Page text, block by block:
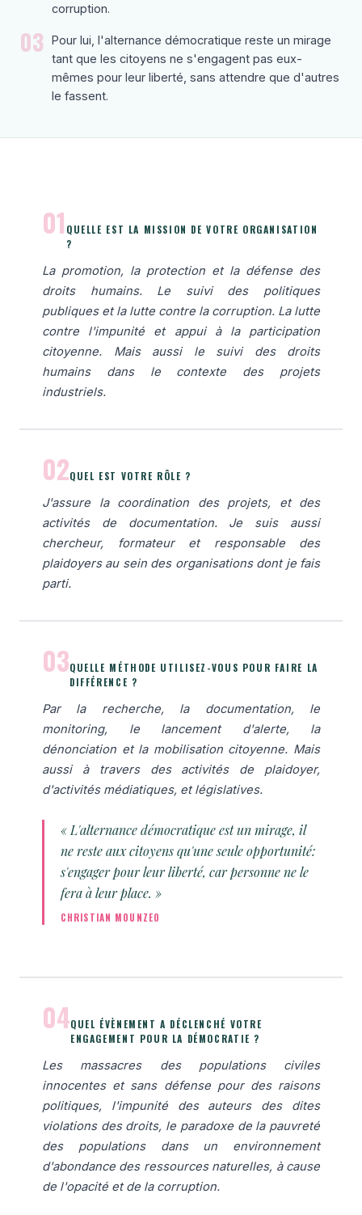
corruption.
03
Pour lui, l'alternance démocratique reste un mirage
tant que les citoyens ne s'engagent pas eux-
mêmes pour leur liberté, sans attendre que d'autres
le fassent.
01 QUELLE EST LA MISSION DE VOTRE ORGANISATION
?
La promotion, la protection et la défense des
droits humains. Le suivi des politiques
publiques et la lutte contre la corruption. La lutte
contre l'impunité et appui à la participation
citoyenne. Mais aussi le suivi des droits
humains dans le contexte des projets
industriels.
02QUEL EST VOTRE RÔLE ?
J'assure la coordination des projets, et des
activités de documentation. Je suis aussi
chercheur, formateur et responsable des
plaidoyers au sein des organisations dont je fais
parti.
03QUELLE MÉTHODE UTILISEZ-VOUS POUR FAIRE LA
DIFFÉRENCE ?
Par la recherche, la documentation, le
monitoring, le lancement d'alerte, la
dénonciation et la mobilisation citoyenne. Mais
aussi à travers des activités de plaidoyer,
d'activités médiatiques, et législatives.
« L'alternance démocratique est un mirage, il
ne reste aux citoyens qu'une seule opportunité:
s'engager pour leur liberté, car personne ne le
fera à leur place. »
CHRISTIAN MOUNZEO
04QUEL ÉVÈNEMENT A DÉCLENCHÉ VOTRE
ENGAGEMENT POUR LA DÉMOCRATIE ?
Les massacres des populations civiles
innocentes et sans défense pour des raisons
politiques, l'impunité des auteurs des dites
violations des droits, le paradoxe de la pauvreté
des populations dans un environnement
d'abondance des ressources naturelles, à cause
de l'opacité et de la corruption.